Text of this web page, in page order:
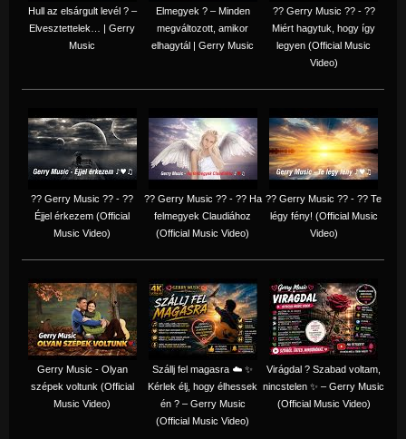
Hull az elsárgult levél ? –
Elvesztettelek… | Gerry
Music
Elmegyek ? – Minden
megváltozott, amikor
elhagytál | Gerry Music
?? Gerry Music ?? - ??
Miért hagytuk, hogy így
legyen (Official Music
Video)
?? Gerry Music ?? - ??
Éjjel érkezem (Official
Music Video)
?? Gerry Music ?? - ?? Ha
felmegyek Claudiához
(Official Music Video)
?? Gerry Music ?? - ?? Te
légy fény! (Official Music
Video)
Gerry Music - Olyan
szépek voltunk (Official
Music Video)
Szállj fel magasra ☁️ ✨
Kérlek élj, hogy élhessek
én ? – Gerry Music
(Official Music Video)
Virágdal ? Szabad voltam,
nincstelen ✨ – Gerry Music
(Official Music Video)